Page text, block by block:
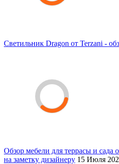
Светильник Dragon от Terzani -
Обзор мебели для террасы и сада
на заметку дизайнеру 15 Июля